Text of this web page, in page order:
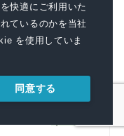
快適にご利用いた
ているのかを当社
を使用していま
同意する